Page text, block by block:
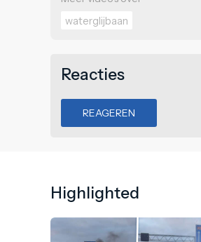
waterglijbaan
Reacties
REAGEREN
Highlighted